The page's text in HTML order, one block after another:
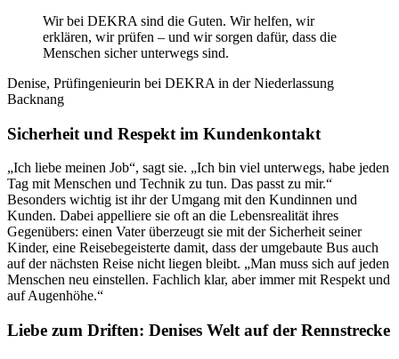
Wir bei DEKRA sind die Guten. Wir helfen, wir
erklären, wir prüfen – und wir sorgen dafür, dass die
Menschen sicher unterwegs sind.
Denise, Prüfingenieurin bei DEKRA in der Niederlassung
Backnang
Sicherheit und Respekt im Kundenkontakt
„Ich liebe meinen Job“, sagt sie. „Ich bin viel unterwegs, habe jeden
Tag mit Menschen und Technik zu tun. Das passt zu mir.“
Besonders wichtig ist ihr der Umgang mit den Kundinnen und
Kunden. Dabei appelliere sie oft an die Lebensrealität ihres
Gegenübers: einen Vater überzeugt sie mit der Sicherheit seiner
Kinder, eine Reisebegeisterte damit, dass der umgebaute Bus auch
auf der nächsten Reise nicht liegen bleibt. „Man muss sich auf jeden
Menschen neu einstellen. Fachlich klar, aber immer mit Respekt und
auf Augenhöhe.“
Liebe zum Driften: Denises Welt auf der Rennstrecke